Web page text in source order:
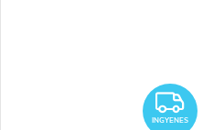
INGYENES